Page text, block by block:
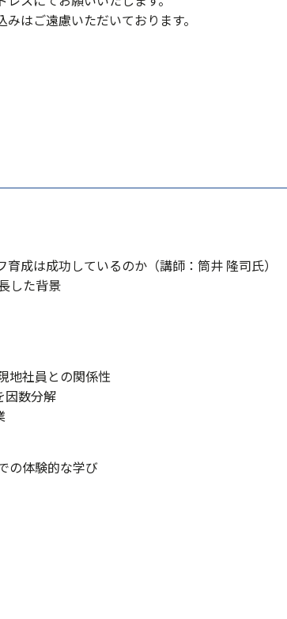
はご遠慮いただいております。
成は成功しているのか（講師：筒井 隆司氏）
した背景
地社員との関係性
因数分解
の体験的な学び